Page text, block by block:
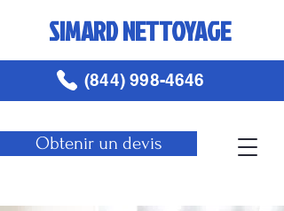
SIMARD NETTOYAGE
Obtenir un devis
(844) 998-4646